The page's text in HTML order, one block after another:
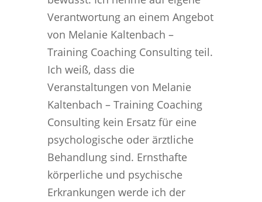
Verantwortung an einem Angebot
von Melanie Kaltenbach –
Training Coaching Consulting teil.
Ich weiß, dass die
Veranstaltungen von Melanie
Kaltenbach – Training Coaching
Consulting kein Ersatz für eine
psychologische oder ärztliche
Behandlung sind. Ernsthafte
körperliche und psychische
Erkrankungen werde ich der